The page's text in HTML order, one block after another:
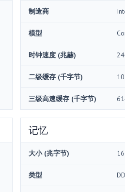
制造商
模型
时钟速度 (兆赫)
二级缓存 (千字节)
三级高速缓存 (千字节)
记忆
大小 (兆字节)
类型